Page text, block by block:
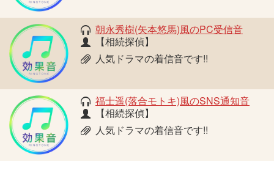
朝永秀樹(矢本悠馬)風のPC受信音
【相続探偵】
人気ドラマの着信音です!!
福士遥(落合モトキ)風のSNS通知音
【相続探偵】
人気ドラマの着信音です!!